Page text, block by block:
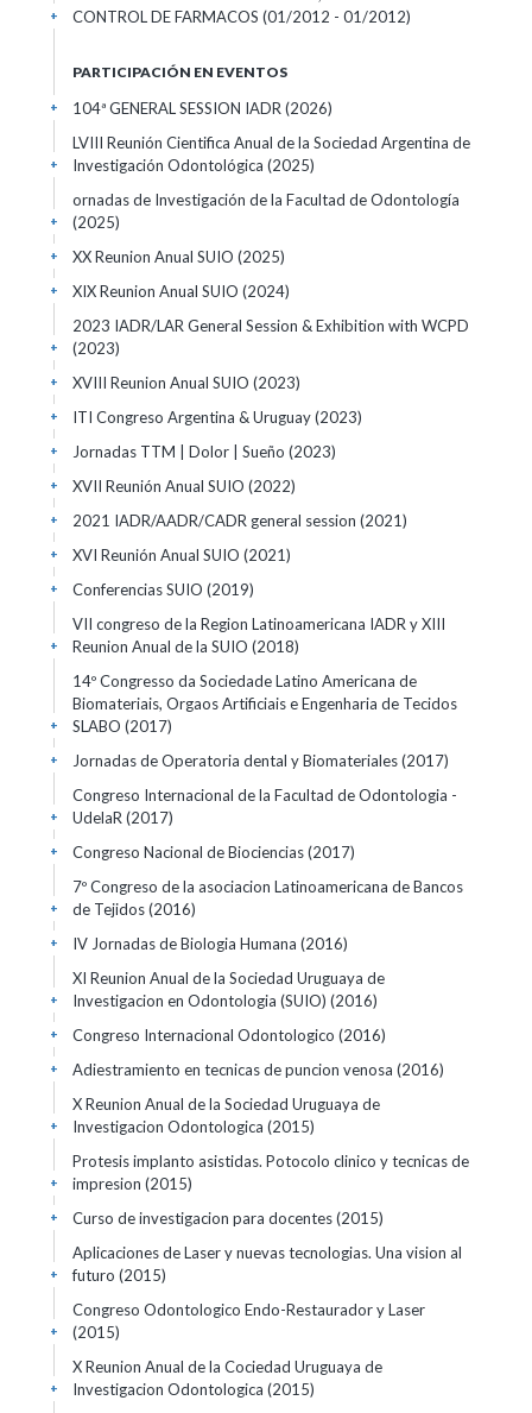
CONTROL DE FARMACOS (01/2012 - 01/2012)
+
PARTICIPACIÓN EN EVENTOS
104ª GENERAL SESSION IADR (2026)
+
LVIII Reunión Cientifica Anual de la Sociedad Argentina de
Investigación Odontológica (2025)
+
ornadas de Investigación de la Facultad de Odontología
(2025)
+
XX Reunion Anual SUIO (2025)
+
XIX Reunion Anual SUIO (2024)
+
2023 IADR/LAR General Session & Exhibition with WCPD
(2023)
+
XVIII Reunion Anual SUIO (2023)
+
ITI Congreso Argentina & Uruguay(2023)
+
Jornadas TTM | Dolor | Sueño (2023)
+
XVII Reunión Anual SUIO (2022)
+
2021 IADR/AADR/CADR general session (2021)
+
XVI Reunión Anual SUIO (2021)
+
Conferencias SUIO (2019)
+
VII congreso de la Region Latinoamericana IADR y XIII
Reunion Anual de la SUIO (2018)
+
14º Congresso da Sociedade Latino Americana de
Biomateriais, Orgaos Artificiais e Engenharia de Tecidos
SLABO (2017)
+
Jornadas de Operatoria dental y Biomateriales(2017)
+
Congreso Internacional de la Facultad de Odontologia -
UdelaR (2017)
+
Congreso Nacional de Biociencias(2017)
+
7º Congreso de la asociacion Latinoamericana de Bancos
de Tejidos(2016)
+
IV Jornadas de Biologia Humana (2016)
+
XI Reunion Anual de la Sociedad Uruguaya de
Investigacion en Odontologia (SUIO) (2016)
+
Congreso Internacional Odontologico (2016)
+
Adiestramiento en tecnicas de puncion venosa (2016)
+
X Reunion Anual de la Sociedad Uruguaya de
Investigacion Odontologica (2015)
+
Protesis implanto asistidas. Potocolo clinico y tecnicas de
impresion (2015)
+
Curso de investigacion para docentes(2015)
+
Aplicaciones de Laser y nuevas tecnologias. Una vision al
futuro (2015)
+
Congreso Odontologico Endo-Restaurador y Laser
(2015)
+
X Reunion Anual de la Cociedad Uruguaya de
Investigacion Odontologica (2015)
+